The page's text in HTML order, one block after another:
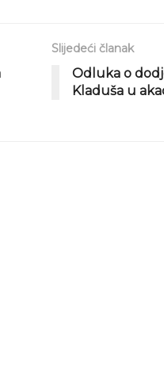
Slijedeći članak
Odluka o
Kladuša u